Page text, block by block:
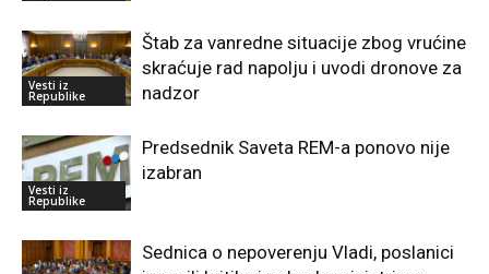
Vesti iz
Republike
Štab za vanredne situacije zbog vrućine
skraćuje rad napolju i uvodi dronove za
nadzor
Vesti iz
Republike
Predsednik Saveta REM-a ponovo nije
izabran
Sednica o nepoverenju Vladi, poslanici